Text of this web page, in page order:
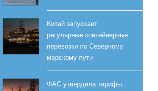
Китай запускает
регулярные контейнерные
перевозки по Северному
морскому пути
ФАС утвердила тарифы